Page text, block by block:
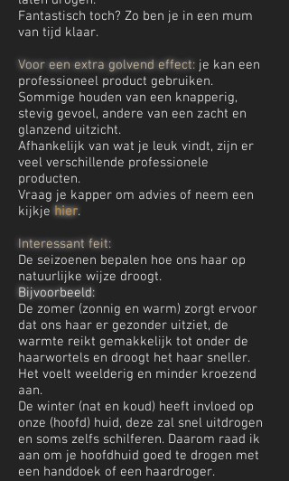
Fantastisch toch? Zo ben je in een mum
van tijd klaar.
Voor een extra golvend effect: je kan een
professioneel product gebruiken.
Sommige houden van een knapperig,
stevig gevoel, andere van een zacht en
glanzend uitzicht.
Afhankelijk van wat je leuk vindt, zijn er
veel verschillende professionele
producten.
Vraag je kapper om advies of neem een
kijkje hier.
Interessant feit:
De seizoenen bepalen hoe ons haar op
natuurlijke wijze droogt.
Bijvoorbeeld:
De zomer (zonnig en warm) zorgt ervoor
dat ons haar er gezonder uitziet, de
warmte reikt gemakkelijk tot onder de
haarwortels en droogt het haar sneller.
Het voelt weelderig en minder kroezend
aan.
De winter (nat en koud) heeft invloed op
onze (hoofd) huid, deze zal snel uitdrogen
en soms zelfs schilferen. Daarom raad ik
aan om je hoofdhuid goed te drogen met
een handdoek of een haardroger.